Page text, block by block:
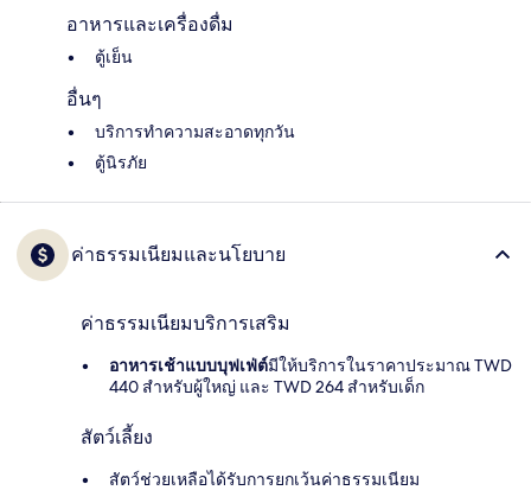
อาหารและเครื่องดื่ม
ตู้เย็น
อื่นๆ
บริการทำความสะอาดทุกวัน
ตู้นิรภัย
ค่าธรรมเนียมและนโยบาย
ค่าธรรมเนียมบริการเสริม
อาหารเช้าแบบบุฟเฟ่ต์มีให้บริการในราคาประมาณ TWD
440 สำหรับผู้ใหญ่ และ TWD 264 สำหรับเด็ก
สัตว์เลี้ยง
สัตว์ช่วยเหลือได้รับการยกเว้นค่าธรรมเนียม